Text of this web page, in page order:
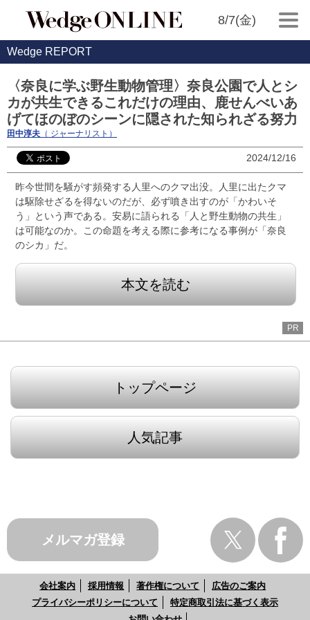
8/7(金)
Wedge REPORT
〈奈良に学ぶ野生動物管理〉奈良公園で人とシ
カが共生できるこれだけの理由、鹿せんべいあ
げてほのぼのシーンに隠された知られざる努力
田中淳夫 （ ジャーナリスト）
2024/12/16
昨今世間を騒がす頻発する人里へのクマ出没。人里に出たクマ
は駆除せざるを得ないのだが、必ず噴き出すのが「かわいそ
う」という声である。安易に語られる「人と野生動物の共生」
は可能なのか。この命題を考える際に参考になる事例が「奈良
のシカ」だ。
本文を読む
PR
トップページ
人気記事
メルマガ登録
会社案内 採用情報 著作権について
広告のご案内
プライバシーポリシーについて
特定商取引法に基づく表示